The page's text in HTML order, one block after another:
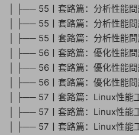
│ ├── 55丨套路篇：分析性能
│ ├── 55丨套路篇：分析性能
│ ├── 55丨套路篇：分析性能
│ ├── 56丨套路篇：優化性能
│ ├── 56丨套路篇：優化性能
│ ├── 56丨套路篇：優化性能
│ ├── 57丨套路篇：Linux性能
│ ├── 57丨套路篇：Linux性能
│ ├── 57丨套路篇：Linux性能